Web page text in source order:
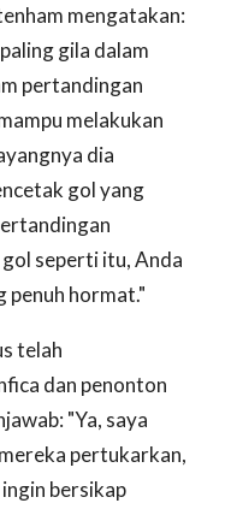
mengatakan:
gila dalam
pertandingan
melakukan
dia
gol yang
seperti itu, Anda
penuh hormat."
telah
dan penonton
"Ya, saya
pertukarkan,
bersikap